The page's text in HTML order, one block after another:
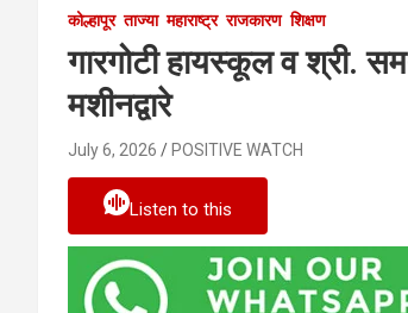
कोल्हापूर ताज्या महाराष्ट्र राजकारण शिक्षण
गारगोटी हायस्कूल व श्री.
मशीनद्वारे
July 6, 2026 POSITIVE WATCH
Listen to this